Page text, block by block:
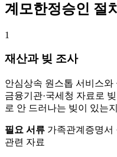
계모한정승인 절
1
재산과 빚 조사
안심상속 원스톱 서비스
금융기관·국세청 자료로
로 안 드러나는 빚이 있는
필요 서류 가족관계증명서
관련 자료